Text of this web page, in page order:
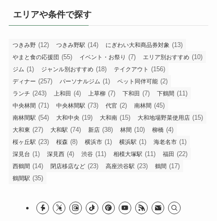
探
す
エリアや条件で探す
つきみ野 (12) つきみ野駅 (14) にぎわい大和商品券対象 (13)
やまと食の応援団 (55) イベント・お祭り (7) エリア別おすすめ (10)
ジム (1) ジャンル別おすすめ (18) テイクアウト (156)
ディナー (257) パーソナルジム (1) ペット同伴可能 (2)
ランチ (243) 上和田 (4) 上草柳 (7) 下和田 (7) 下鶴間 (11)
中央林間 (71) 中央林間駅 (73) 代官 (2) 南林間 (45)
南林間駅 (54) 大和中央 (19) 大和南 (15) 大和地場野菜使用店 (15)
大和東 (27) 大和駅 (74) 新店 (38) 林間 (10) 柳橋 (4)
桜ヶ丘駅 (23) 桜森 (8) 横浜市 (1) 横浜駅 (1) 海老名市 (1)
深見台 (1) 深見西 (4) 渋谷 (11) 相模大塚駅 (11) 福田 (22)
西鶴間 (14) 閉店移店など (23) 高座渋谷駅 (23) 鶴間 (17)
鶴間駅 (35)